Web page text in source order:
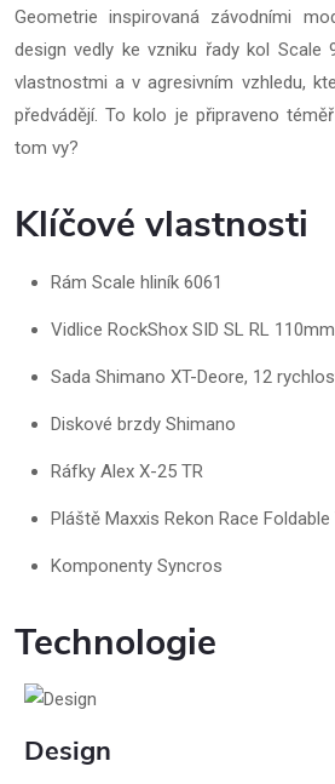
Geometrie inspirovaná závodními
design vedly ke vzniku řady kol Scale
vlastnostmi a v agresivním vzhledu,
předvádějí. To kolo je připraveno
tom vy?
Klíčové vlastnosti
Rám Scale hliník 6061
Vidlice RockShox SID SL RL 110mm
Sada Shimano XT-Deore, 12
Diskové brzdy Shimano
Ráfky Alex X-25 TR
Pláště Maxxis Rekon Race Foldable
Komponenty Syncros
Technologie
Design